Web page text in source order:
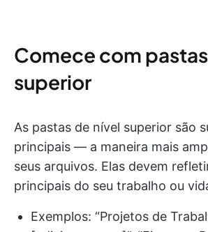
Comece com
superior
As pastas de nível superior são
principais — a maneira mais
seus arquivos. Elas devem
principais do seu trabalho ou
Exemplos: “Projetos de